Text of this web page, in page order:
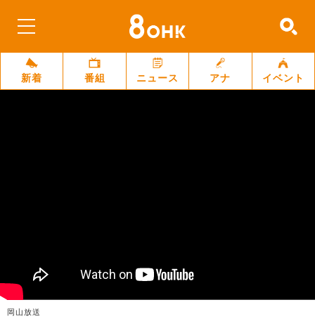
新着 番組 ニュース アナ イベント
岡山放送